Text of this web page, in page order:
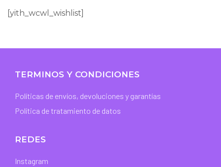
[yith_wcwl_wishlist]
TERMINOS Y CONDICIONES
Políticas de envíos, devoluciones y garantías
Política de tratamiento de datos
REDES
Instagram